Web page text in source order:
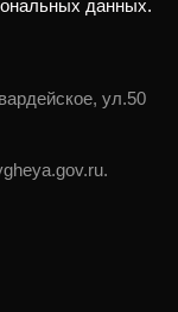
данных.
ул.50